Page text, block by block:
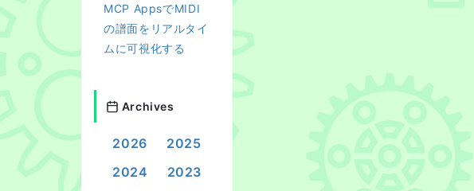
MCP AppsでMIDI
の譜面をリアルタイ
ムに可視化する
Archives
2026
2025
2024
2023